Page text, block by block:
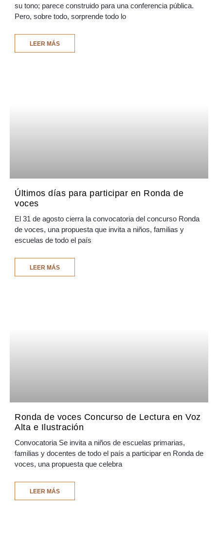
su tono; parece construido para una conferencia pública.
Pero, sobre todo, sorprende todo lo
LEER MÁS
Últimos días para participar en Ronda de
voces
El 31 de agosto cierra la convocatoria del concurso Ronda
de voces, una propuesta que invita a niños, familias y
escuelas de todo el país
LEER MÁS
Ronda de voces Concurso de Lectura en Voz
Alta e Ilustración
Convocatoria Se invita a niños de escuelas primarias,
familias y docentes de todo el país a participar en Ronda de
voces, una propuesta que celebra
LEER MÁS